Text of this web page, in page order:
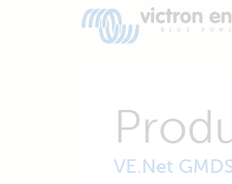
VE.Net